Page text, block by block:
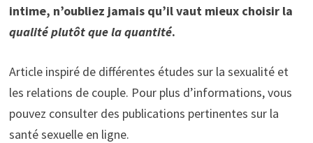
intime, n’oubliez jamais qu’il vaut mieux choisir la
qualité plutôt que la quantité.
Article inspiré de différentes études sur la sexualité et
les relations de couple. Pour plus d’informations, vous
pouvez consulter des publications pertinentes sur la
santé sexuelle en ligne.